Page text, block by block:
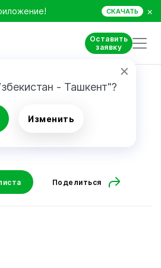
СКАЧАТЬ ×
Оставить
заявку
- Ташкент"?
Изменить
и курсы
Поделиться